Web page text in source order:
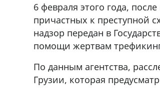
6 февраля этого года,
причастных к преступной
надзор передан в
помощи жертвам
По данным агентства,
Грузии, которая